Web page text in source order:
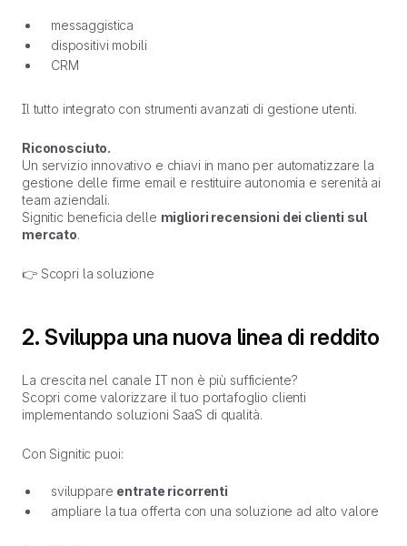
messaggistica
dispositivi mobili
CRM
Il tutto integrato con strumenti avanzati di gestione utenti.
Riconosciuto.
Un servizio innovativo e chiavi in mano per automatizzare la
gestione delle firme email e restituire autonomia e serenità ai
team aziendali.
Signitic beneficia delle migliori recensioni dei clienti sul
mercato.
👉 Scopri la soluzione
2. Sviluppa una nuova linea di reddito
La crescita nel canale IT non è più sufficiente?
Scopri come valorizzare il tuo portafoglio clienti
implementando soluzioni SaaS di qualità.
Con Signitic puoi:
sviluppare entrate ricorrenti
ampliare la tua offerta con una soluzione ad alto valore